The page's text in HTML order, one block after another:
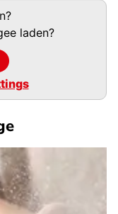
laden?